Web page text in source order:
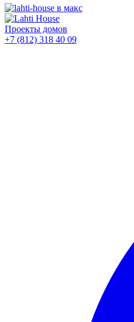
Проекты домов
+7 (812) 318 40 09